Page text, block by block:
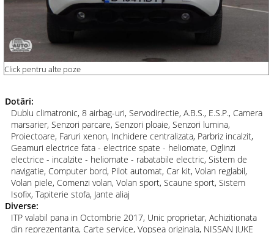
Click pentru alte poze
Dotări:
Dublu climatronic, 8 airbag-uri, Servodirectie, A.B.S., E.S.P., Camera
marsarier, Senzori parcare, Senzori ploaie, Senzori lumina,
Proiectoare, Faruri xenon, Inchidere centralizata, Parbriz incalzit,
Geamuri electrice fata - electrice spate - heliomate, Oglinzi
electrice - incalzite - heliomate - rabatabile electric, Sistem de
navigatie, Computer bord, Pilot automat, Car kit, Volan reglabil,
Volan piele, Comenzi volan, Volan sport, Scaune sport, Sistem
Isofix, Tapiterie stofa, Jante aliaj
Diverse:
ITP valabil pana in Octombrie 2017, Unic proprietar, Achizitionata
din reprezentanta, Carte service, Vopsea originala, NISSAN JUKE